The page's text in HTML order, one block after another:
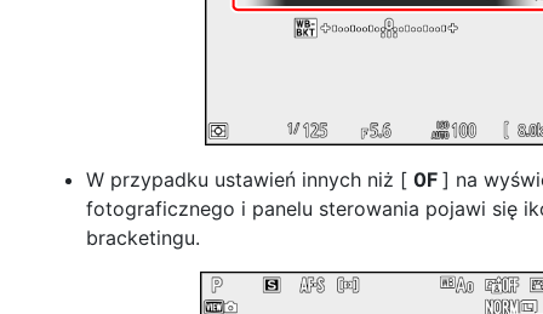
W przypadku ustawień innych niż [ 0F ] na
fotograficznego i panelu sterowania pojawi się
bracketingu.